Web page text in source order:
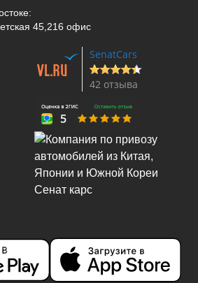
45,216 офис
SenatCars
42 отзыва